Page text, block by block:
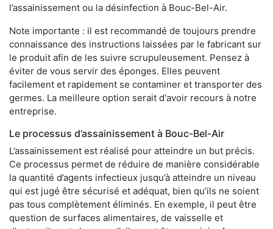
l’assainissement ou la désinfection à Bouc-Bel-Air.
Note importante : il est recommandé de toujours prendre
connaissance des instructions laissées par le fabricant sur
le produit afin de les suivre scrupuleusement. Pensez à
éviter de vous servir des éponges. Elles peuvent
facilement et rapidement se contaminer et transporter des
germes. La meilleure option serait d'avoir recours à notre
entreprise.
Le processus d’assainissement à Bouc-Bel-Air
L’assainissement est réalisé pour atteindre un but précis.
Ce processus permet de réduire de manière considérable
la quantité d’agents infectieux jusqu’à atteindre un niveau
qui est jugé être sécurisé et adéquat, bien qu’ils ne soient
pas tous complètement éliminés. En exemple, il peut être
question de surfaces alimentaires, de vaisselle et